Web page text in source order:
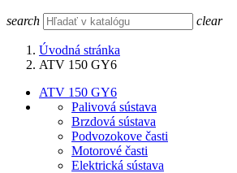
search clear
Úvodná stránka
ATV 150 GY6
ATV 150 GY6
Palivová sústava
Brzdová sústava
Podvozokove časti
Motorové časti
Elektrická sústava